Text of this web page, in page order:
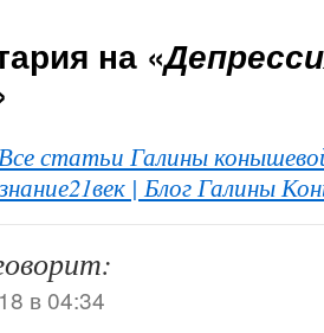
на «
статьи Галины
| Блог Галины
в 04:34